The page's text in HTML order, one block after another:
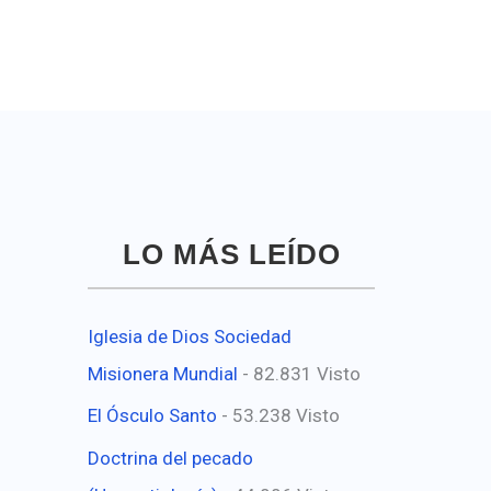
LO MÁS LEÍDO
Iglesia de Dios Sociedad
Misionera Mundial - 82.831 Visto
El Ósculo Santo - 53.238 Visto
Doctrina del pecado